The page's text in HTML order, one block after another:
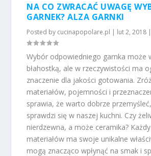
NA CO ZWRACAĆ UWAGĘ
GARNEK? ALZA GARNKI
Posted by cucinapopolare.pl | lut 2, 2018 |
Wybór odpowiedniego garnka może
błahostką, ale w rzeczywistości ma
znaczenie dla jakości gotowania.
materiałów, pojemności i
sprawia, że warto dobrze
sprawdzi się w naszej kuchni. Czy
nierdzewna, a może ceramika?
materiałów ma swoje unikalne
mogą znacząco wpłynąć na smak i